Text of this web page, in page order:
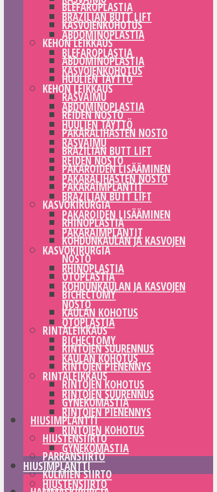
BLEFAROPLASTIA
KASVOJENKOHOTUS
KEHON LEIKKAUS
ABDOMINOPLASTIA
HUULIEN TÄYTTÖ
RASVAIMU
REIDEN NOSTO
PAKARALIHASTEN NOSTO
BRAZILIAN BUTT LIFT
PAKAROIDEN LISÄÄMINEN
PAKARAIMPLANTIT
KASVOKIRURGIA
RHINOPLASTIA
KOHDUNKAULAN JA KASVOJEN
NOSTO
OTOPLASTIA
BICHECTOMY
KAULAN KOHOTUS
RINTALEIKKAUS
RINTOJEN SUURENNUS
RINTOJEN PIENENNYS
RINTOJEN KOHOTUS
GYNEKOMASTIA
HIUSIMPLANTTI
HIUSTENSIIRTO
PARRANSIIRTO
KULMIEN SIIRTO
BRAZILIAN BUTT LIFT
ABDOMINOPLASTIA
BLEFAROPLASTIA
KASVOJENKOHOTUS
KEHON LEIKKAUS
ABDOMINOPLASTIA
HUULIEN TÄYTTÖ
RASVAIMU
REIDEN NOSTO
PAKARALIHASTEN NOSTO
BRAZILIAN BUTT LIFT
PAKAROIDEN LISÄÄMINEN
PAKARAIMPLANTIT
KASVOKIRURGIA
RHINOPLASTIA
KOHDUNKAULAN JA KASVOJEN
NOSTO
OTOPLASTIA
BICHECTOMY
KAULAN KOHOTUS
RINTALEIKKAUS
RINTOJEN SUURENNUS
RINTOJEN PIENENNYS
RINTOJEN KOHOTUS
GYNEKOMASTIA
HIUSIMPLANTTI
HIUSTENSIIRTO